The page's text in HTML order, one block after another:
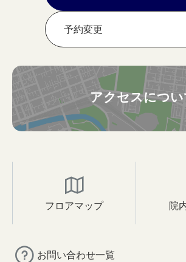
予約変更
アクセスについ
フロアマップ 院
お問い合わせ一覧